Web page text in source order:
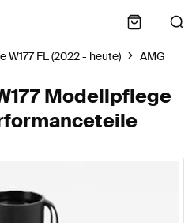
W177 FL (2022 - heute) AMG
Modellpflege